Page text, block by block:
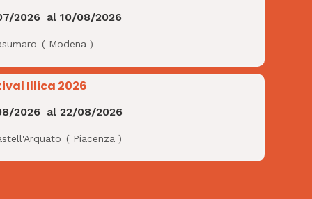
2026 al10/08/2026
( Modena )
Illica 2026
2026 al22/08/2026
( Piacenza )